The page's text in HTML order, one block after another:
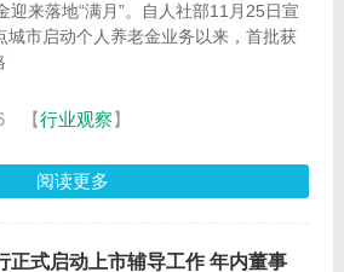
迎来落地“满月”。自人社部11月25日宣
城市启动个人养老金业务以来，首批获
【行业观察】
阅读更多
正式启动上市辅导工作 年内董事